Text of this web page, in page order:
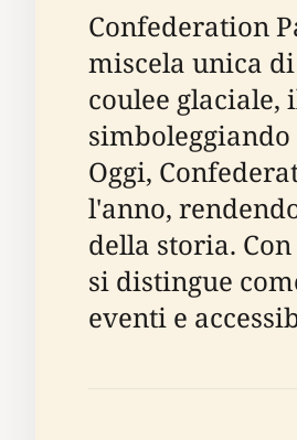
Confederation
miscela unica
coulee glaciale,
Oggi,
l'anno,
della storia.
si distingue
eventi e